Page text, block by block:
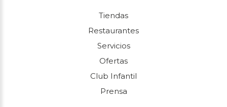
Tiendas
Restaurantes
Servicios
Ofertas
Club Infantil
Prensa